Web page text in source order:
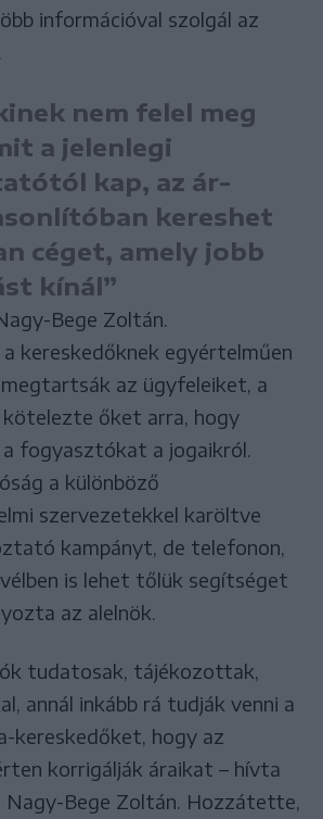
információval szolgál az
nem felel meg
a jelenlegi
kap, az ár-
kereshet
céget, amely jobb
kínál”
Bege Zoltán.
kereskedőknek egyértelműen
az ügyfeleiket, a
őket arra, hogy
fogyasztókat a jogaikról.
a különböző
szervezetekkel karöltve
kampányt, de telefonon,
is lehet tőlük segítséget
az alelnök.
tudatosak, tájékozottak,
annál inkább rá tudják venni a
kereskedőket, hogy az
korrigálják áraikat – hívta
Bege Zoltán. Hozzátette,